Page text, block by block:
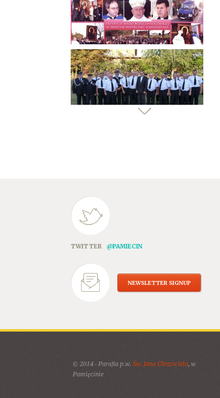
TWITTER @PAMIECIN
NEWSLETTER SIGNUP
© 2014 - Parafia p.w. Św. Jana Chrzciciela, w
Pamięcinie